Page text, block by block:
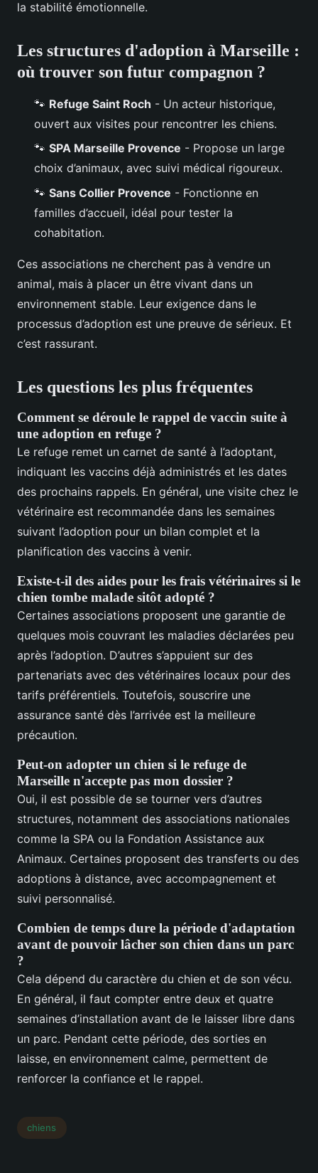
la stabilité émotionnelle.
Les structures d'adoption à Marseille :
où trouver son futur compagnon ?
🐾 Refuge Saint Roch - Un acteur historique,
ouvert aux visites pour rencontrer les chiens.
🐾 SPA Marseille Provence - Propose un large
choix d’animaux, avec suivi médical rigoureux.
🐾 Sans Collier Provence - Fonctionne en
familles d’accueil, idéal pour tester la
cohabitation.
Ces associations ne cherchent pas à vendre un
animal, mais à placer un être vivant dans un
environnement stable. Leur exigence dans le
processus d’adoption est une preuve de sérieux. Et
c’est rassurant.
Les questions les plus fréquentes
Comment se déroule le rappel de vaccin suite à
une adoption en refuge ?
Le refuge remet un carnet de santé à l’adoptant,
indiquant les vaccins déjà administrés et les dates
des prochains rappels. En général, une visite chez le
vétérinaire est recommandée dans les semaines
suivant l’adoption pour un bilan complet et la
planification des vaccins à venir.
Existe-t-il des aides pour les frais vétérinaires si le
chien tombe malade sitôt adopté ?
Certaines associations proposent une garantie de
quelques mois couvrant les maladies déclarées peu
après l’adoption. D’autres s’appuient sur des
partenariats avec des vétérinaires locaux pour des
tarifs préférentiels. Toutefois, souscrire une
assurance santé dès l’arrivée est la meilleure
précaution.
Peut-on adopter un chien si le refuge de
Marseille n'accepte pas mon dossier ?
Oui, il est possible de se tourner vers d’autres
structures, notamment des associations nationales
comme la SPA ou la Fondation Assistance aux
Animaux. Certaines proposent des transferts ou des
adoptions à distance, avec accompagnement et
suivi personnalisé.
Combien de temps dure la période d'adaptation
avant de pouvoir lâcher son chien dans un parc
?
Cela dépend du caractère du chien et de son vécu.
En général, il faut compter entre deux et quatre
semaines d’installation avant de le laisser libre dans
un parc. Pendant cette période, des sorties en
laisse, en environnement calme, permettent de
renforcer la confiance et le rappel.
chiens